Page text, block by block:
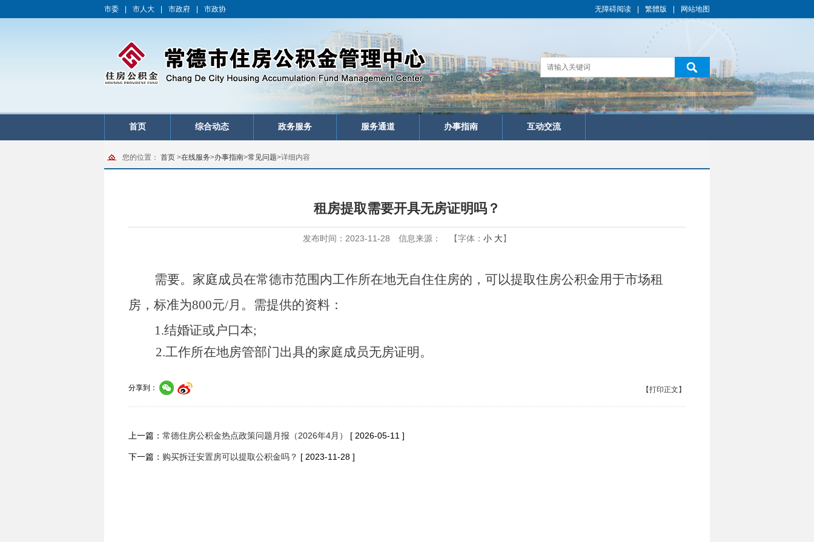
市委 市人大 市政府 市政协 无障碍阅读 繁體版 网站地图
首页 综合动态 政务服务 服务通道 办事指南 互动交流
您的位置： 首页 >在线服务>办事指南>常见问题>详细内容
租房提取需要开具无房证明吗？
发布时间：2023-11-28 信息来源： 【字体： 小 大】
需要。家庭成员在常德市范围内工作所在地无自住住房的，可以提取住房公积金用于市场租
房 ，标准为800元/月。 需提供的资料：
1.结婚证或户口本;
2.工作所在地房管部门出具的家庭成员无房证明。
分享到： 【打印正文】
上一篇： 常德住房公积金热点政策问题月报（2026年4月） [ 2026-05-11 ]
下一篇： 购买拆迁安置房可以提取公积金吗？ [ 2023-11-28 ]